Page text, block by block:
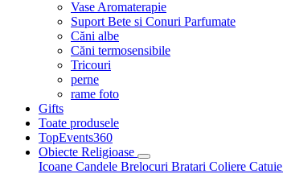
Vase Aromaterapie
Suport Bete si Conuri Parfumate
Căni albe
Căni termosensibile
Tricouri
perne
rame foto
Gifts
Toate produsele
TopEvents360
Obiecte Religioase
Icoane Candele Brelocuri Bratari Coliere Catuie